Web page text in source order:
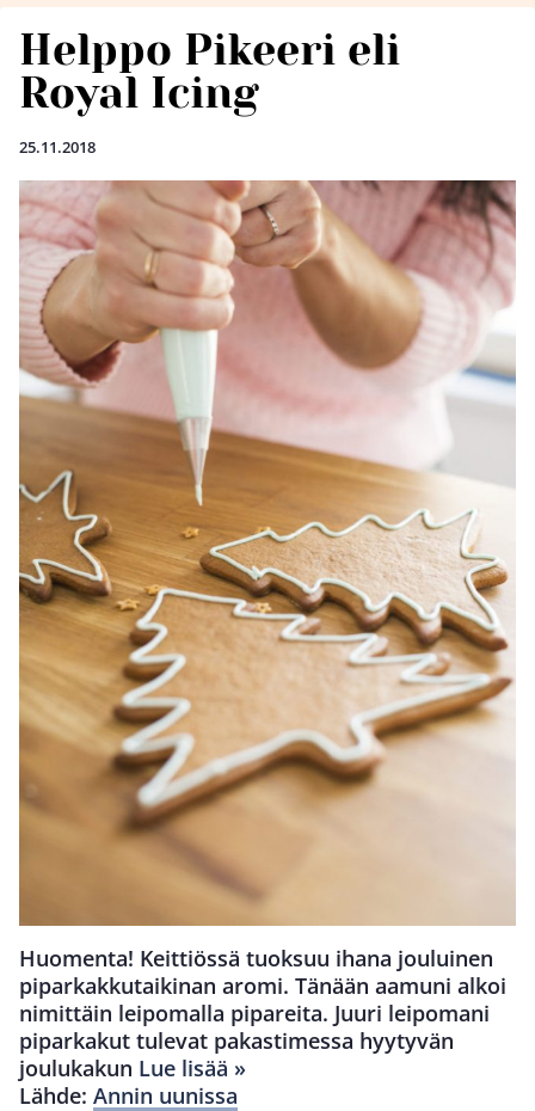
Helppo Pikeeri eli
Royal Icing
25.11.2018
Huomenta! Keittiössä tuoksuu ihana jouluinen
piparkakkutaikinan aromi. Tänään aamuni alkoi
nimittäin leipomalla pipareita. Juuri leipomani
piparkakut tulevat pakastimessa hyytyvän
joulukakun Lue lisää »
Lähde: Annin uunissa